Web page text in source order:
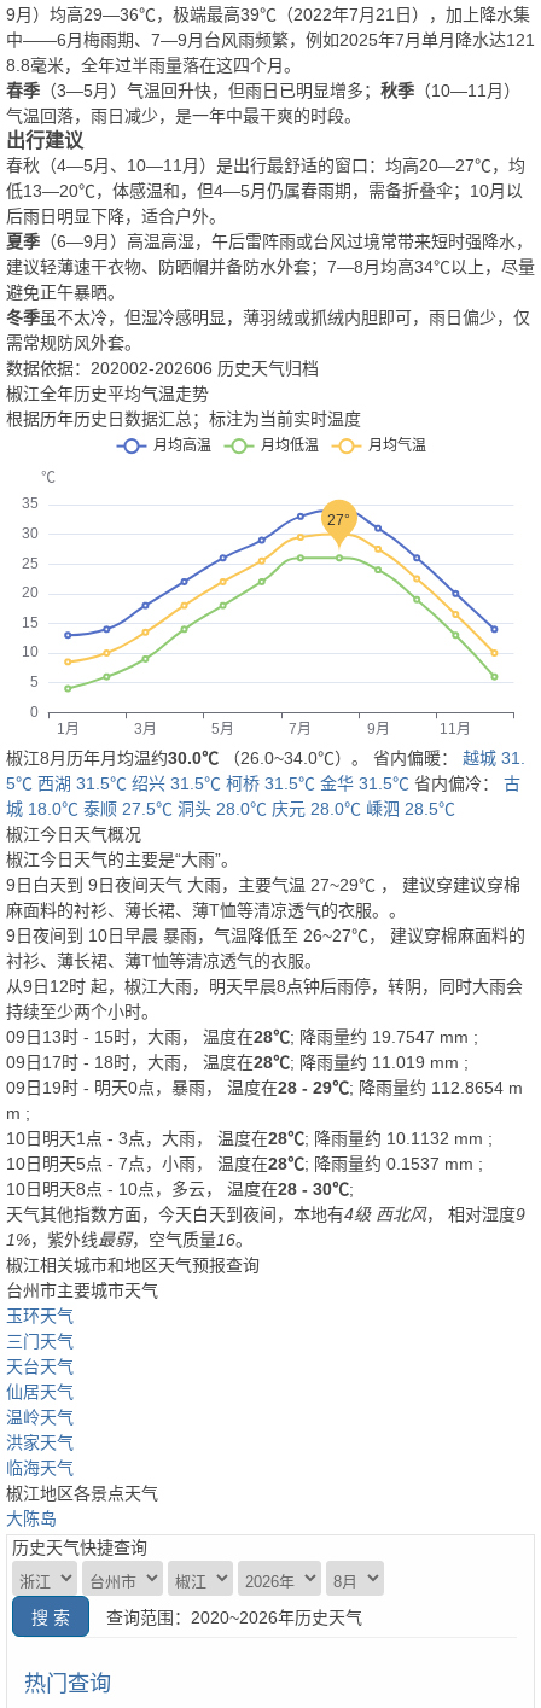
9月）均高29—36℃，极端最高39℃（2022年7月21日），加上降水集
中——6月梅雨期、7—9月台风雨频繁，例如2025年7月单月降水达121
8.8毫米，全年过半雨量落在这四个月。
春季 （3—5月）气温回升快，但雨日已明显增多； 秋季 （10—11月）
气温回落，雨日减少，是一年中最干爽的时段。
出行建议
春秋（4—5月、10—11月）是出行最舒适的窗口：均高20—27℃，均
低13—20℃，体感温和，但4—5月仍属春雨期，需备折叠伞；10月以
后雨日明显下降，适合户外。
夏季 （6—9月）高温高湿，午后雷阵雨或台风过境常带来短时强降水，
建议轻薄速干衣物、防晒帽并备防水外套；7—8月均高34℃以上，尽量
避免正午暴晒。
冬季虽不太冷，但湿冷感明显，薄羽绒或抓绒内胆即可，雨日偏少，仅
需常规防风外套。
数据依据：202002-202606 历史天气归档
椒江全年历史平均气温走势
根据历年历史日数据汇总；标注为当前实时温度
椒江8月历年月均温约30.0℃ （26.0~34.0℃）。 省内偏暖： 越城 31.
5℃ 西湖 31.5℃ 绍兴 31.5℃ 柯桥 31.5℃ 金华 31.5℃ 省内偏冷： 古
城 18.0℃ 泰顺 27.5℃ 洞头 28.0℃ 庆元 28.0℃ 嵊泗 28.5℃
椒江今日天气概况
椒江今日天气的主要是“大雨”。
9日白天到 9日夜间天气 大雨，主要气温 27~29℃ ， 建议穿建议穿棉
麻面料的衬衫、薄长裙、薄T恤等清凉透气的衣服。 。
9日夜间到 10日早晨 暴雨，气温降低至 26~27℃， 建议穿棉麻面料的
衬衫、薄长裙、薄T恤等清凉透气的衣服。
从9日12时 起，椒江大雨，明天早晨8点钟后雨停，转阴，同时大雨会
持续至少两个小时。
09日13时 - 15时，大雨， 温度在28℃; 降雨量约 19.7547 mm ;
09日17时 - 18时，大雨， 温度在28℃; 降雨量约 11.019 mm ;
09日19时 - 明天0点，暴雨， 温度在28 - 29℃; 降雨量约 112.8654 m
m ;
10日明天1点 - 3点，大雨， 温度在28℃; 降雨量约 10.1132 mm ;
10日明天5点 - 7点，小雨， 温度在28℃; 降雨量约 0.1537 mm ;
10日明天8点 - 10点，多云， 温度在28 - 30℃;
天气其他指数方面，今天白天到夜间，本地有4级 西北风， 相对湿度9
1%，紫外线最弱，空气质量16。
椒江相关城市和地区天气预报查询
台州市主要城市天气
玉环天气
三门天气
天台天气
仙居天气
温岭天气
洪家天气
临海天气
椒江地区各景点天气
大陈岛
历史天气快捷查询
查询范围：2020~2026年历史天气
热门查询